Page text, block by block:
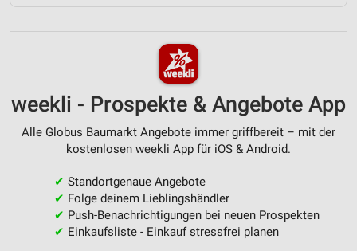
weekli - Prospekte & Angebote App
Alle Globus Baumarkt Angebote immer griffbereit – mit der
kostenlosen weekli App für iOS & Android.
✔ Standortgenaue Angebote
✔ Folge deinem Lieblingshändler
✔ Push-Benachrichtigungen bei neuen Prospekten
✔ Einkaufsliste - Einkauf stressfrei planen